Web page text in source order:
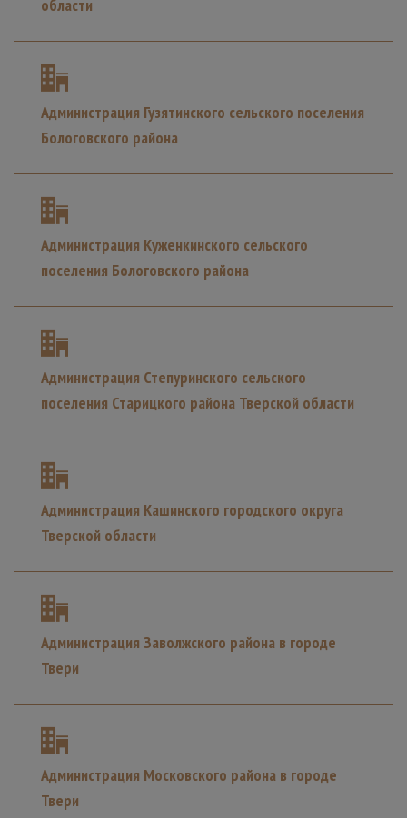
области
Администрация Гузятинского сельского поселения
Бологовского района
Администрация Куженкинского сельского
поселения Бологовского района
Администрация Степуринского сельского
поселения Старицкого района Тверской области
Администрация Кашинского городского округа
Тверской области
Администрация Заволжского района в городе
Твери
Администрация Московского района в городе
Твери